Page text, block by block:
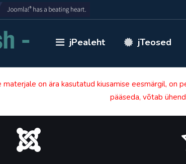
jPealeht jTeosed
materjale on ära kasutatud kiusamise eesmärgil,
pääseda, võtab